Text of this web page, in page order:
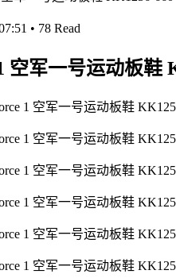
• 78 Read
空军一号运动板鞋